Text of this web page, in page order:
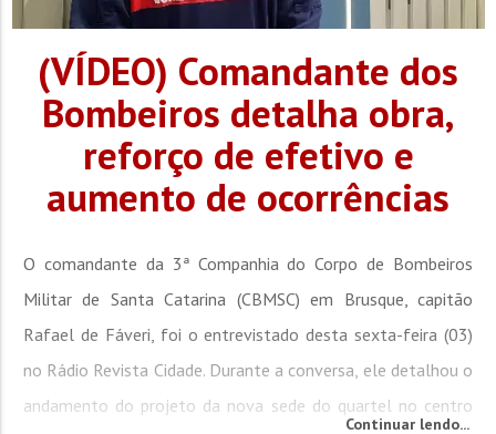
(VÍDEO) Comandante dos
Bombeiros detalha obra,
reforço de efetivo e
aumento de ocorrências
O comandante da 3ª Companhia do Corpo de Bombeiros
Militar de Santa Catarina (CBMSC) em Brusque, capitão
Rafael de Fáveri, foi o entrevistado desta sexta-feira (03)
no Rádio Revista Cidade. Durante a conversa, ele detalhou o
andamento do projeto da nova sede do quartel no centro
Continuar lendo...